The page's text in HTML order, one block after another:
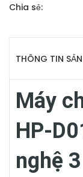
Chia sẻ:
THÔNG TIN
Máy
HP-
nghệ